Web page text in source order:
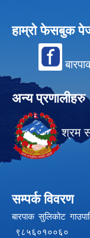
हाम्रो फेसबुक
अन्य प्रणालीहरु
श्रम
सम्पर्क विवरण
बारपाक